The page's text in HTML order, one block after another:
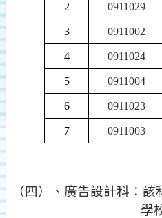
2 0911029
3 0911002
4 0911024
5 0911004
6 0911023
7 0911003
（四）、廣告設計科：
學